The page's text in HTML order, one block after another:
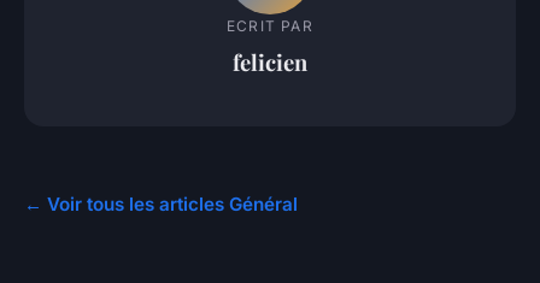
ECRIT PAR
felicien
← Voir tous les articles Général